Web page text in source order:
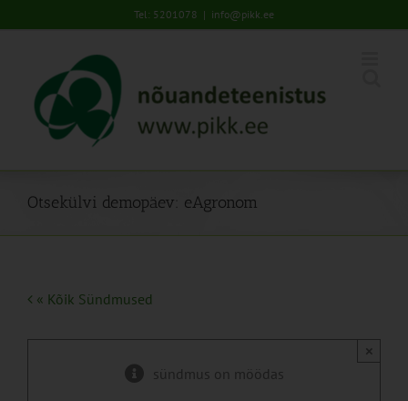
to
Tel: 5201078 | info@pikk.ee
Otsekülvi demopäev: eAgronom
« Kõik Sündmused
sündmus on möödas
×